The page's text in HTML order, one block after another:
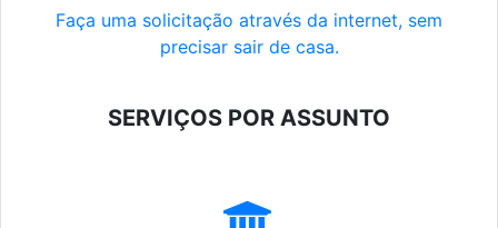
Faça uma solicitação através da internet, sem
precisar sair de casa.
SERVIÇOS POR ASSUNTO